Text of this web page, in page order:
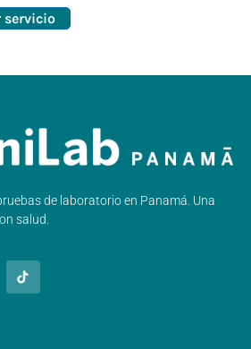
servicio
de laboratorio en Panamá. Una
salud.